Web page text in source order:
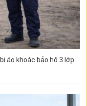
áo khoác bảo hộ 3 lớp